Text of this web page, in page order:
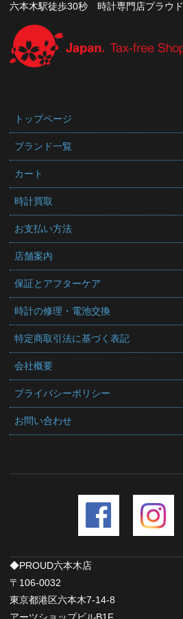
六本木駅徒歩30秒 時計専門店プラウド
トップページ
ブランド一覧
カート
時計買取
お支払い方法
店舗案内
保証とアフターケア
時計の修理・電池交換
特定商取引法に基づく表記
会社概要
プライバシーポリシー
お問い合わせ
◆PROUD六本木店
〒106-0032
東京都港区六本木7-14-8